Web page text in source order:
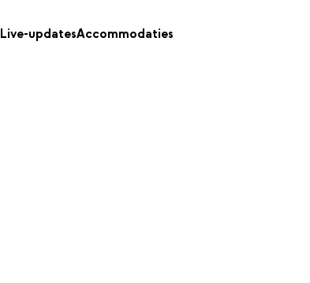
Live-updatesAccommodaties